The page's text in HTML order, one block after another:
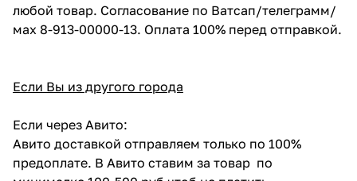
любой товар. Согласование по Ватсап/телеграмм/
мах 8-913-00000-13. Оплата 100% перед отправкой.
Если Вы из другого города
Если через Авито:
Авито доставкой отправляем только по 100%
предоплате. В Авито ставим за товар по